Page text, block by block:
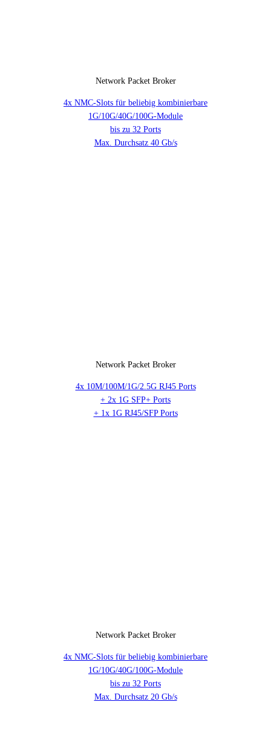
Network Packet Broker
4x NMC-Slots für beliebig kombinierbare
1G/10G/40G/100G-Module
bis zu 32 Ports
Max. Durchsatz 40 Gb/s
Network Packet Broker
4x 10M/100M/1G/2.5G RJ45 Ports
+ 2x 1G SFP+ Ports
+ 1x 1G RJ45/SFP Ports
Network Packet Broker
4x NMC-Slots für beliebig kombinierbare
1G/10G/40G/100G-Module
bis zu 32 Ports
Max. Durchsatz 20 Gb/s